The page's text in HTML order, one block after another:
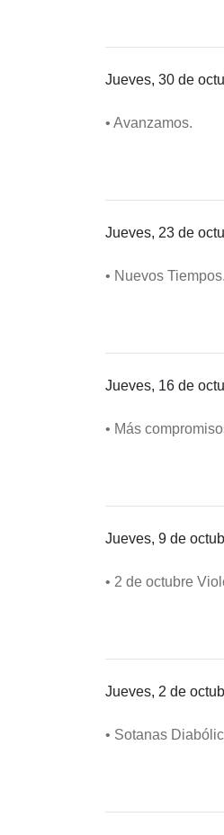
Jueves, 30 de
• Avanzamos.
Jueves, 23 de
• Nuevos Tiempos.
Jueves, 16 de
• Más
Jueves, 9 de
• 2 de octubre
Jueves, 2 de
• Sotanas